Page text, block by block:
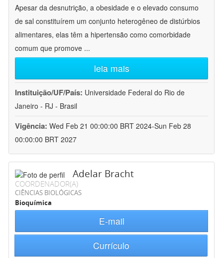
Apesar da desnutrição, a obesidade e o elevado consumo
de sal constituírem um conjunto heterogêneo de distúrbios
alimentares, elas têm a hipertensão como comorbidade
comum que promove ...
leia mais
Instituição/UF/País: Universidade Federal do Rio de
Janeiro - RJ - Brasil
Vigência: Wed Feb 21 00:00:00 BRT 2024-Sun Feb 28
00:00:00 BRT 2027
Adelar Bracht
COORDENADOR(A)
CIÊNCIAS BIOLÓGICAS
Bioquímica
E-mail
Currículo